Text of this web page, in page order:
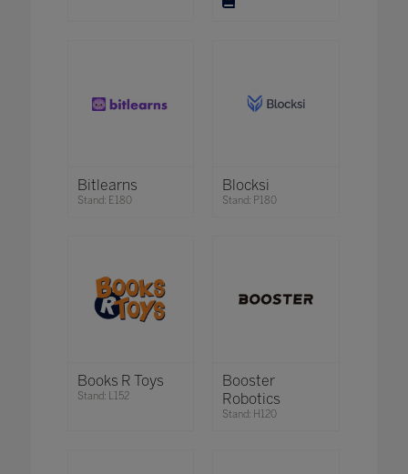
Bitlearns
Stand: E180
Blocksi
Stand: P180
Books R Toys
Stand: L152
Booster
Robotics
Stand: H120